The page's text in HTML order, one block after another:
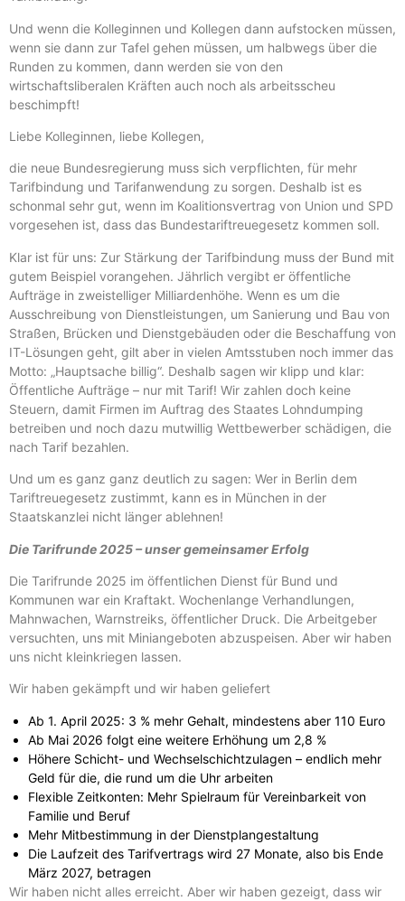
Und wenn die Kolleginnen und Kollegen dann aufstocken müssen,
wenn sie dann zur Tafel gehen müssen, um halbwegs über die
Runden zu kommen, dann werden sie von den
wirtschaftsliberalen Kräften auch noch als arbeitsscheu
beschimpft!
Liebe Kolleginnen, liebe Kollegen,
die neue Bundesregierung muss sich verpflichten, für mehr
Tarifbindung und Tarifanwendung zu sorgen. Deshalb ist es
schonmal sehr gut, wenn im Koalitionsvertrag von Union und SPD
vorgesehen ist, dass das Bundestariftreuegesetz kommen soll.
Klar ist für uns: Zur Stärkung der Tarifbindung muss der Bund mit
gutem Beispiel vorangehen. Jährlich vergibt er öffentliche
Aufträge in zweistelliger Milliardenhöhe. Wenn es um die
Ausschreibung von Dienstleistungen, um Sanierung und Bau von
Straßen, Brücken und Dienstgebäuden oder die Beschaffung von
IT-Lösungen geht, gilt aber in vielen Amtsstuben noch immer das
Motto: „Hauptsache billig“. Deshalb sagen wir klipp und klar:
Öffentliche Aufträge – nur mit Tarif! Wir zahlen doch keine
Steuern, damit Firmen im Auftrag des Staates Lohndumping
betreiben und noch dazu mutwillig Wettbewerber schädigen, die
nach Tarif bezahlen.
Und um es ganz ganz deutlich zu sagen: Wer in Berlin dem
Tariftreuegesetz zustimmt, kann es in München in der
Staatskanzlei nicht länger ablehnen!
Die Tarifrunde 2025 – unser gemeinsamer Erfolg
Die Tarifrunde 2025 im öffentlichen Dienst für Bund und
Kommunen war ein Kraftakt. Wochenlange Verhandlungen,
Mahnwachen, Warnstreiks, öffentlicher Druck. Die Arbeitgeber
versuchten, uns mit Miniangeboten abzuspeisen. Aber wir haben
uns nicht kleinkriegen lassen.
Wir haben gekämpft und wir haben geliefert
Ab 1. April 2025: 3 % mehr Gehalt, mindestens aber 110 Euro
Ab Mai 2026 folgt eine weitere Erhöhung um 2,8 %
Höhere Schicht- und Wechselschichtzulagen – endlich mehr
Geld für die, die rund um die Uhr arbeiten
Flexible Zeitkonten: Mehr Spielraum für Vereinbarkeit von
Familie und Beruf
Mehr Mitbestimmung in der Dienstplangestaltung
Die Laufzeit des Tarifvertrags wird 27 Monate, also bis Ende
März 2027, betragen
Wir haben nicht alles erreicht. Aber wir haben gezeigt, dass wir